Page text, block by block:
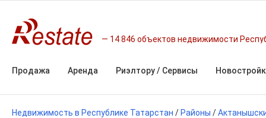
14 846 объектов недвижимости
Продажа Аренда Риэлтору / Сервисы
Недвижимость в Республике Татарстан / Районы /